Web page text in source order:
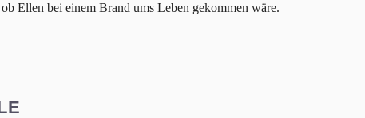
Ellen bei einem Brand ums Leben gekommen wäre.